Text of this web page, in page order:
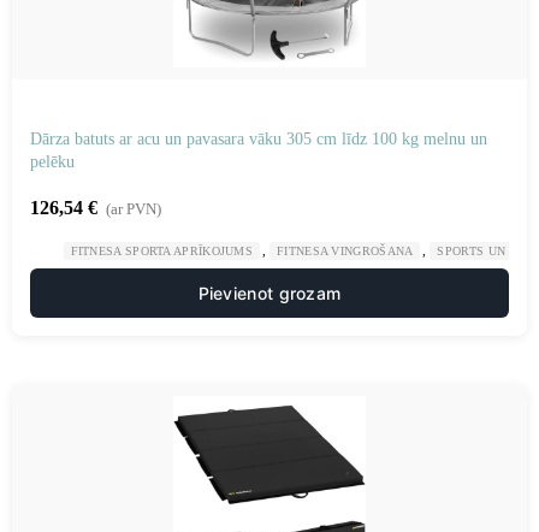
Dārza batuts ar acu un pavasara vāku 305 cm līdz 100 kg melnu un
pelēku
126,54 € (ar PVN)
FITNESA SPORTA APRĪKOJUMS FITNESA VINGROŠANA SPORTS UN
Pievienot grozam